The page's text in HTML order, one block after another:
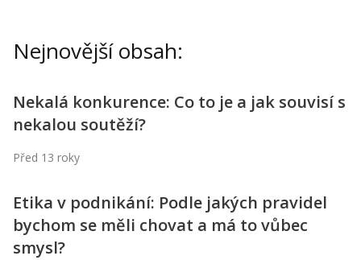
Inzerce
Přihlášení
Kontakt
Hledaná fráze
Nejnovější obsah:
Nekalá konkurence: Co to je a jak souvisí s
nekalou soutěží?
Před 13 roky
Etika v podnikání: Podle jakých pravidel
bychom se měli chovat a má to vůbec
smysl?